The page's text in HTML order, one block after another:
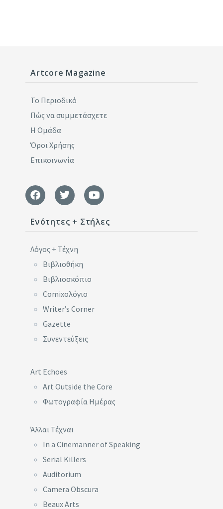
Artcore Magazine
Το Περιοδικό
Πώς να συμμετάσχετε
Η Ομάδα
Όροι Χρήσης
Επικοινωνία
Ενότητες + Στήλες
Λόγος + Τέχνη
Βιβλιοθήκη
Βιβλιοσκόπιο
Comixoλόγιο
Writer’s Corner
Gazette
Συνεντεύξεις
Art Echoes
Art Outside the Core
Φωτογραφία Ημέρας
Άλλαι Τέχναι
In a Cinemanner of Speaking
Serial Killers
Auditorium
Camera Obscura
Beaux Arts